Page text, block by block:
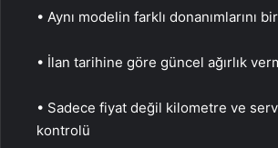
• Aynı modelin farklı donanımlarını
• İlan tarihine göre güncel ağırlık
• Sadece fiyat değil kilometre ve
kontrolü